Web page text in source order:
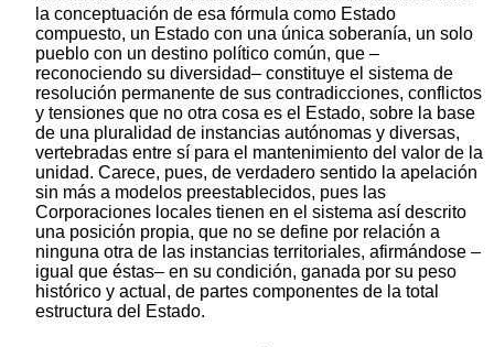
la conceptuación de esa fórmula como Estado
compuesto, un Estado con una única soberanía, un solo
pueblo con un destino político común, que –
reconociendo su diversidad– constituye el sistema de
resolución permanente de sus contradicciones, conflictos
y tensiones que no otra cosa es el Estado, sobre la base
de una pluralidad de instancias autónomas y diversas,
vertebradas entre sí para el mantenimiento del valor de la
unidad. Carece, pues, de verdadero sentido la apelación
sin más a modelos preestablecidos, pues las
Corporaciones locales tienen en el sistema así descrito
una posición propia, que no se define por relación a
ninguna otra de las instancias territoriales, afirmándose –
igual que éstas– en su condición, ganada por su peso
histórico y actual, de partes componentes de la total
estructura del Estado.